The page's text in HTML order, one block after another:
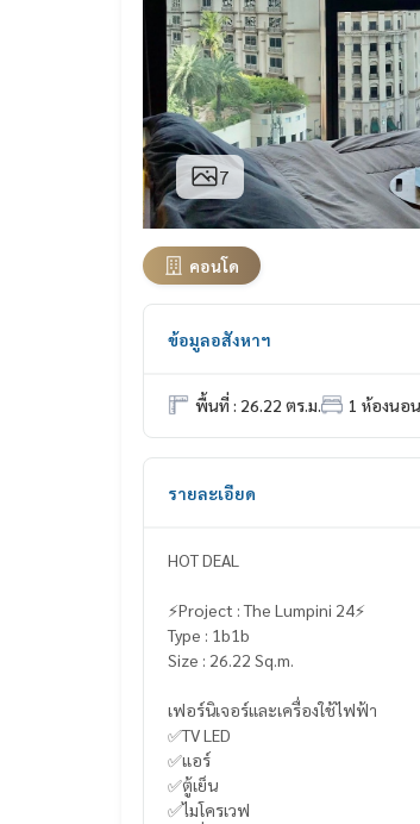
7
คอนโด
ข้อมูลอสังหาฯ
พื้นที่ : 26.22 ตร.ม. 1 ห้องนอน
รายละเอียด
HOT DEAL
⚡️Project : The Lumpini 24⚡️
Type : 1b1b
Size : 26.22 Sq.m.
เฟอร์นิเจอร์และเครื่องใช้ไฟฟ้า
✅TV LED
✅แอร์
✅ตู้เย็น
✅ไมโครเวฟ